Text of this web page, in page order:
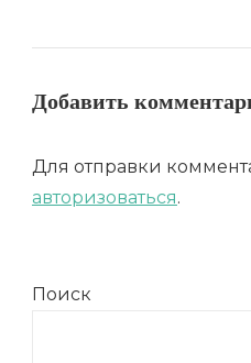
Добавить
Для отправки
авторизоваться.
Поиск